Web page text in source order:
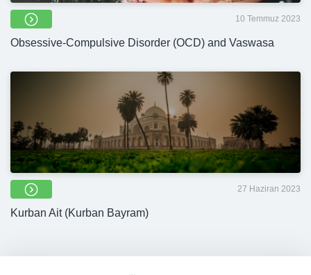
10 Temmuz 2023
Obsessive-Compulsive Disorder (OCD) and Vaswasa
27 Haziran 2023
Kurban Ait (Kurban Bayram)